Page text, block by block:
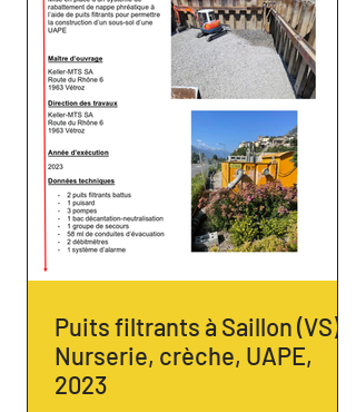
Puits filtrants à Saillon (VS) -
Nurserie, crèche, UAPE,
2023